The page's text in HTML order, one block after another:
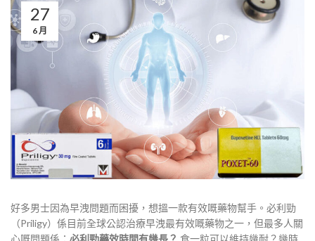
27
6 月
好多男士因為早洩問題而困擾，想搵一款有效嘅藥物幫手。必利勁
（Priligy）係目前全球公認治療早洩最有效嘅藥物之一，但最多人關